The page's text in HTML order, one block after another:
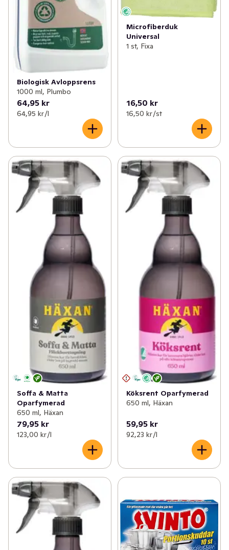
Biologisk Avloppsrens
1000 ml, Plumbo
64,95 kr
64,95 kr /l
Microfiberduk
Universal
1 st, Fixa
16,50 kr
16,50 kr /st
Soffa & Matta
Oparfymerad
650 ml, Häxan
79,95 kr
123,00 kr /l
Köksrent Oparfymerad
650 ml, Häxan
59,95 kr
92,23 kr /l